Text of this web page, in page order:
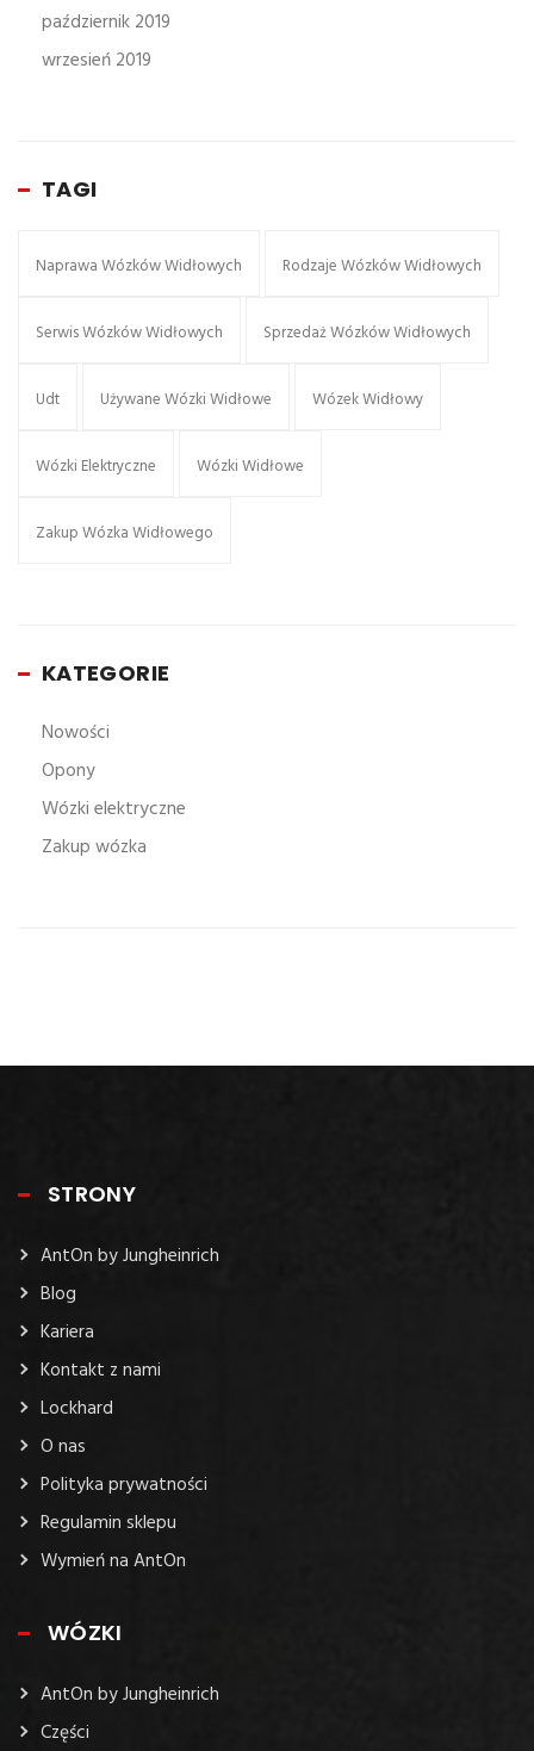
październik 2019
wrzesień 2019
TAGI
Naprawa Wózków Widłowych Rodzaje Wózków Widłowych
Serwis Wózków Widłowych Sprzedaż Wózków Widłowych
Udt Używane Wózki Widłowe Wózek Widłowy
Wózki Elektryczne Wózki Widłowe
Zakup Wózka Widłowego
KATEGORIE
Nowości
Opony
Wózki elektryczne
Zakup wózka
STRONY
AntOn by Jungheinrich
Blog
Kariera
Kontakt z nami
Lockhard
O nas
Polityka prywatności
Regulamin sklepu
Wymień na AntOn
WÓZKI
AntOn by Jungheinrich
Części